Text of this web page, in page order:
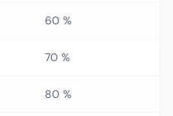
60 %
70 %
80 %